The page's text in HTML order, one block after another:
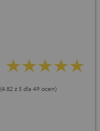
(4.82 z 5 dla 49 ocen)